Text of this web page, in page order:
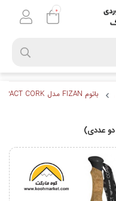
باتوم FIZAN مدل COMPACT CORK (پک دو عددی)
0